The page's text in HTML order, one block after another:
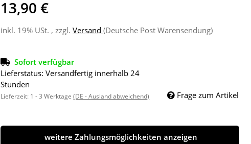
13,90 €
inkl. 19% USt. , zzgl.Versand(Deutsche Post Warensendung)
Sofort verfügbar
Lieferstatus: Versandfertig innerhalb 24
Stunden
Lieferzeit: 1 - 3 Werktage(DE - Ausland abweichend) Frage zum Artikel
weitere Zahlungsmöglichkeiten anzeigen